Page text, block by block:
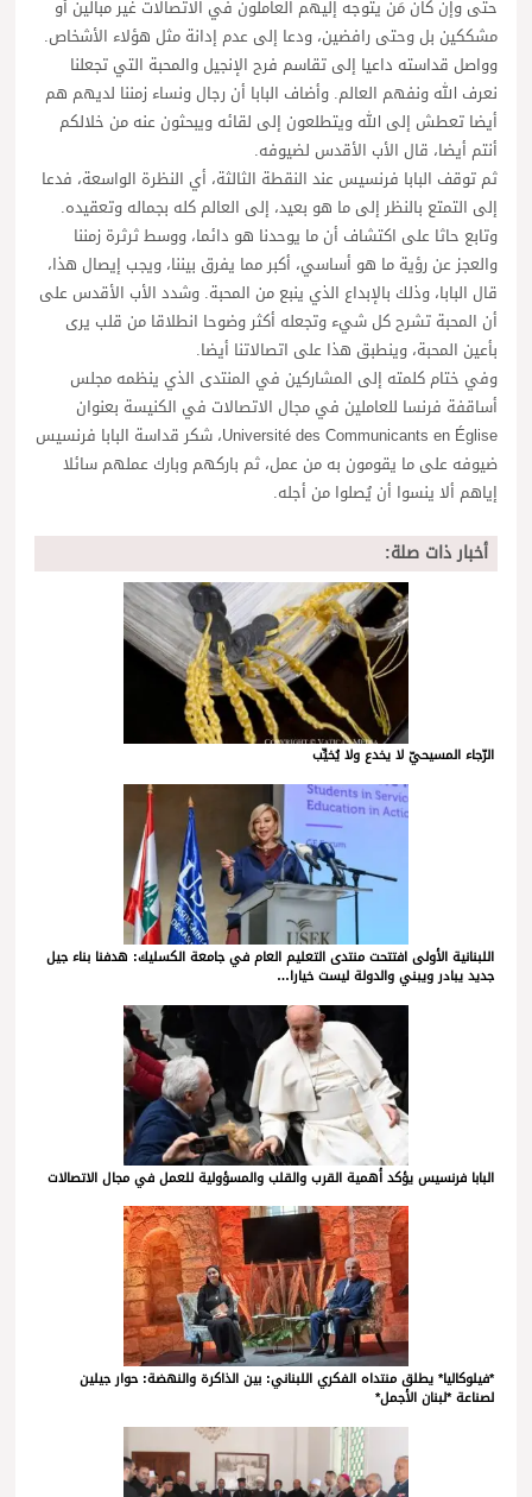
حتى وإن كان مَن يتوجه إليهم العاملون في الاتصالات غير مبالين أو
مشككين بل وحتى رافضين، ودعا إلى عدم إدانة مثل هؤلاء الأشخاص.
وواصل قداسته داعيا إلى تقاسم فرح الإنجيل والمحبة التي تجعلنا
نعرف الله ونفهم العالم. وأضاف البابا أن رجال ونساء زمننا لديهم هم
أيضا تعطش إلى الله ويتطلعون إلى لقائه ويبحثون عنه من خلالكم
أنتم أيضا، قال الأب الأقدس لضيوفه.
ثم توقف البابا فرنسيس عند النقطة الثالثة، أي النظرة الواسعة، فدعا
إلى التمتع بالنظر إلى ما هو بعيد، إلى العالم كله بجماله وتعقيده.
وتابع حاثا على اكتشاف أن ما يوحدنا هو دائما، ووسط ثرثرة زمننا
والعجز عن رؤية ما هو أساسي، أكبر مما يفرق بيننا، ويجب إيصال هذا،
قال البابا، وذلك بالإبداع الذي ينبع من المحبة. وشدد الأب الأقدس على
أن المحبة تشرح كل شيء وتجعله أكثر وضوحا انطلاقا من قلب يرى
بأعين المحبة، وينطبق هذا على اتصالاتنا أيضا.
وفي ختام كلمته إلى المشاركين في المنتدى الذي ينظمه مجلس
أساقفة فرنسا للعاملين في مجال الاتصالات في الكنيسة بعنوان
Université des Communicants en Église، شكر قداسة البابا فرنسيس
ضيوفه على ما يقومون به من عمل، ثم باركهم وبارك عملهم سائلا
إياهم ألا ينسوا أن يُصلوا من أجله.
أخبار ذات صلة:
الرّجاء المسيحيّ لا يخدع ولا يُخيِّب
اللبنانية الأولى افتتحت منتدى التعليم العام في جامعة الكسليك: هدفنا بناء جيل
جديد يبادر ويبني والدولة ليست خيارا…
البابا فرنسيس يؤكد أهمية القرب والقلب والمسؤولية للعمل في مجال الاتصالات
*فيلوكاليا* يطلق منتداه الفكري اللبناني: بين الذاكرة والنهضة: حوار جيلين
لصناعة *لبنان الأجمل*